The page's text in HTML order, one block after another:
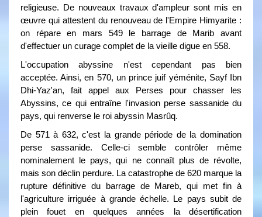
religieuse. De nouveaux travaux d'ampleur sont mis en
œuvre qui attestent du renouveau de l'Empire Himyarite :
on répare en mars 549 le barrage de Marib avant
d'effectuer un curage complet de la vieille digue en 558.
L'occupation abyssine n'est cependant pas bien
acceptée. Ainsi, en 570, un prince juif yéménite, Sayf Ibn
Dhi-Yaz'an, fait appel aux Perses pour chasser les
Abyssins, ce qui entraîne l'invasion perse sassanide du
pays, qui renverse le roi abyssin Masrûq.
De 571 à 632, c'est la grande période de la domination
perse sassanide. Celle-ci semble contrôler même
nominalement le pays, qui ne connaît plus de révolte,
mais son déclin perdure. La catastrophe de 620 marque la
rupture définitive du barrage de Mareb, qui met fin à
l'agriculture irriguée à grande échelle. Le pays subit de
plein fouet en quelques années la désertification